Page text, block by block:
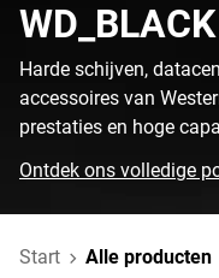
Harde schijven,
accessoires van
prestaties en hoge
Ontdek ons volledige
Start Alle producten